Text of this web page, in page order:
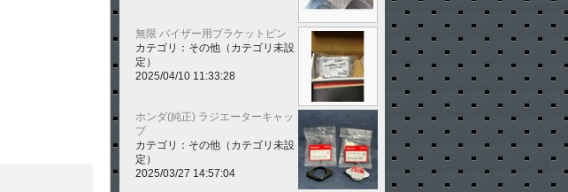
無限 バイザー用ブラケットピン
カテゴリ：その他（カテゴリ未設
定）
2025/04/10 11:33:28
ホンダ(純正) ラジエーターキャッ
プ
カテゴリ：その他（カテゴリ未設
定）
2025/03/27 14:57:04